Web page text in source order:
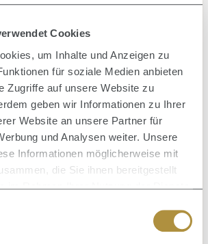
Cookies
um Inhalte und Anzeigen zu
für soziale Medien anbieten
Zugriffe auf unsere Website zu
geben wir Informationen zu Ihrer
Website an unsere Partner für
und Analysen weiter. Unsere
Informationen möglicherweise mit
die Sie ihnen bereitgestellt
im Rahmen Ihrer Nutzung der Dienste